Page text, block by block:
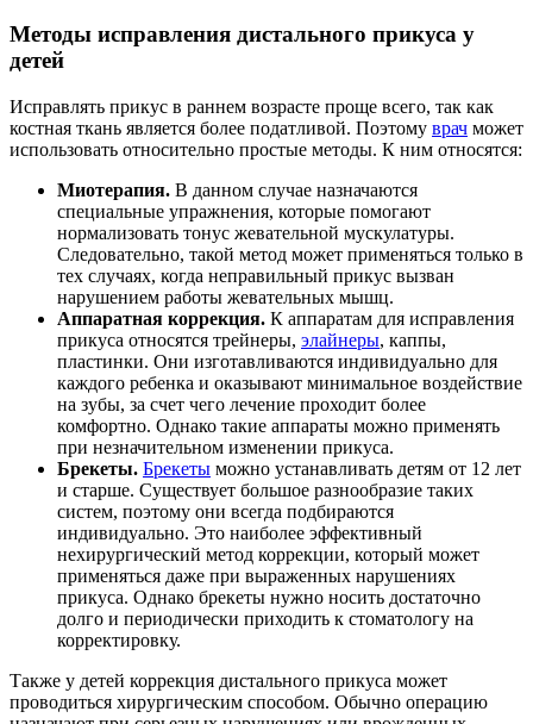
Методы исправления дистального прикуса у
детей
Исправлять прикус в раннем возрасте проще всего, так как
костная ткань является более податливой. Поэтому врач может
использовать относительно простые методы. К ним относятся:
Миотерапия. В данном случае назначаются
специальные упражнения, которые помогают
нормализовать тонус жевательной мускулатуры.
Следовательно, такой метод может применяться только в
тех случаях, когда неправильный прикус вызван
нарушением работы жевательных мышц.
Аппаратная коррекция. К аппаратам для исправления
прикуса относятся трейнеры, элайнеры, каппы,
пластинки. Они изготавливаются индивидуально для
каждого ребенка и оказывают минимальное воздействие
на зубы, за счет чего лечение проходит более
комфортно. Однако такие аппараты можно применять
при незначительном изменении прикуса.
Брекеты. Брекеты можно устанавливать детям от 12 лет
и старше. Существует большое разнообразие таких
систем, поэтому они всегда подбираются
индивидуально. Это наиболее эффективный
нехирургический метод коррекции, который может
применяться даже при выраженных нарушениях
прикуса. Однако брекеты нужно носить достаточно
долго и периодически приходить к стоматологу на
корректировку.
Также у детей коррекция дистального прикуса может
проводиться хирургическим способом. Обычно операцию